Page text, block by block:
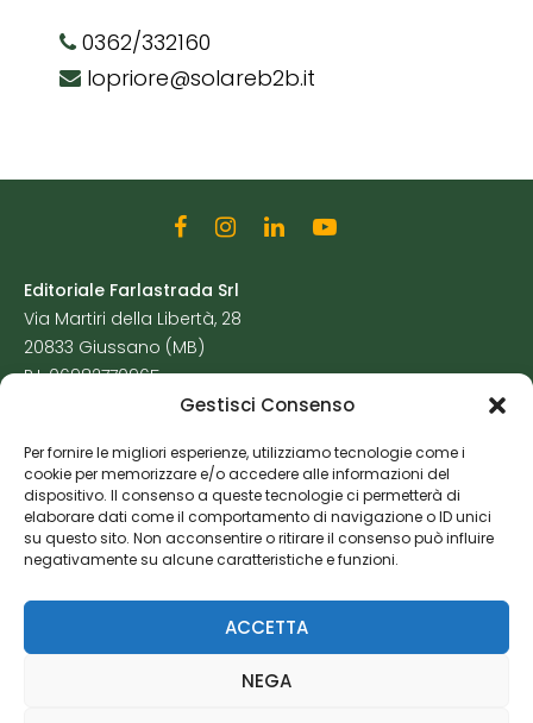
Gestisci Consenso
Per fornire le migliori esperienze, utilizziamo tecnologie come i
cookie per memorizzare e/o accedere alle informazioni del
dispositivo. Il consenso a queste tecnologie ci permetterà di
elaborare dati come il comportamento di navigazione o ID unici
su questo sito. Non acconsentire o ritirare il consenso può influire
negativamente su alcune caratteristiche e funzioni.
ACCETTA
NEGA
0362/332160
lopriore@solareb2b.it
Editoriale Farlastrada Srl
Via Martiri della Libertà, 28
20833 Giussano (MB)
P.I. 06982770965
Cookie Policy
Risorse Aggiuntive